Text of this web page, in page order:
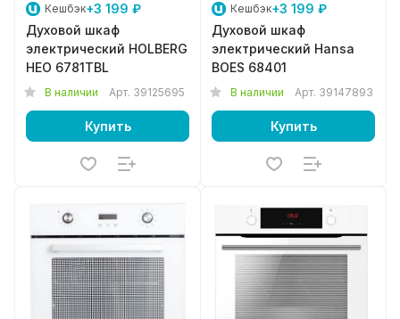
Кешбэк+3 199 ₽
Духовой шкаф
электрический HOLBERG
HEO 6781TBL
В наличии Арт. 39125695
Купить
Кешбэк+3 199 ₽
Духовой шкаф
электрический Hansa
BOES 68401
В наличии Арт. 39147893
Купить